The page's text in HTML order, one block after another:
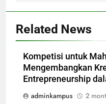
Related News
Kompetisi untuk
Mengembangkan
Entrepreneurship
adminkampus
2